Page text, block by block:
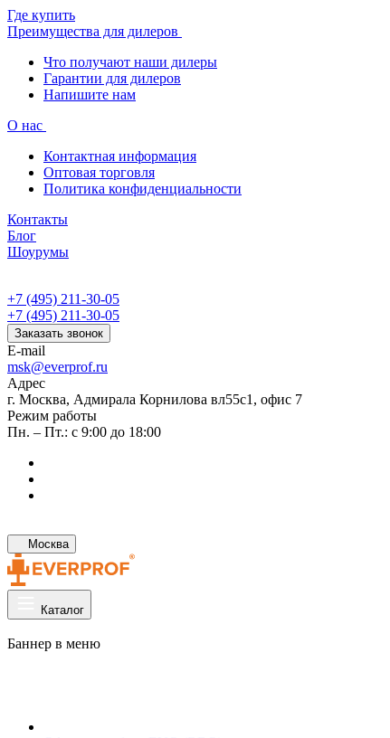
Где купить
Преимущества для дилеров
Что получают наши дилеры
Гарантии для дилеров
Напишите нам
О нас
Контактная информация
Оптовая торговля
Политика конфиденциальности
Контакты
Блог
Шоурумы
+7 (495) 211-30-05
+7 (495) 211-30-05
Заказать звонок
E-mail
msk@everprof.ru
Адрес
г. Москва, Адмирала Корнилова вл55с1, офис 7
Режим работы
Пн. – Пт.: с 9:00 до 18:00
Москва
Каталог
Баннер в меню